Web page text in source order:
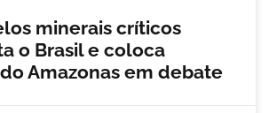
minerais críticos
o Brasil e coloca
Amazonas em debate